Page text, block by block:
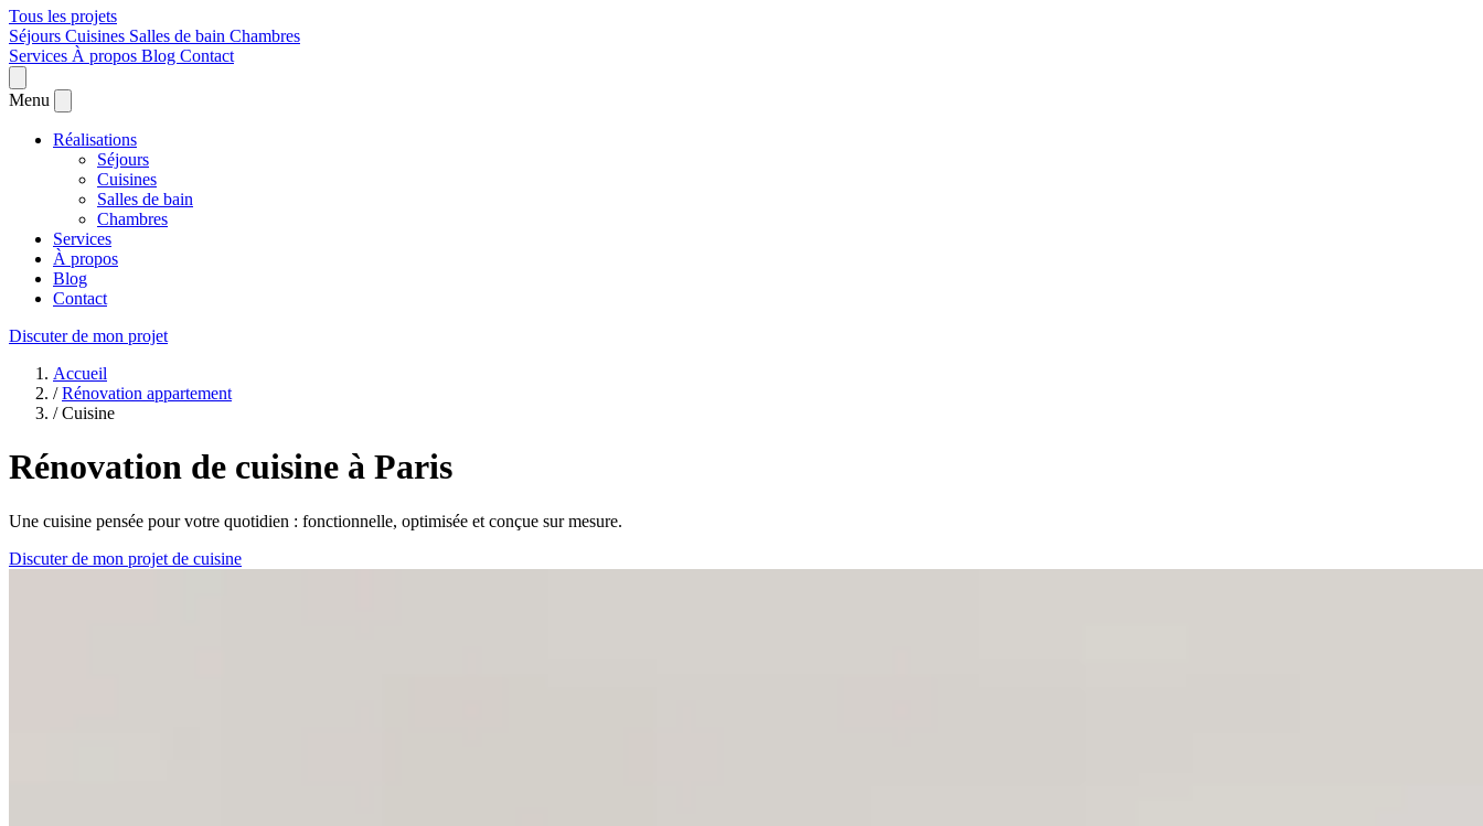
Tous les projets
Séjours Cuisines Salles de bain Chambres
Services À propos Blog Contact
Menu
Réalisations
Séjours
Cuisines
Salles de bain
Chambres
Services
À propos
Blog
Contact
Discuter de mon projet
Accueil
/ Rénovation appartement
/ Cuisine
Rénovation de cuisine à Paris
Une cuisine pensée pour votre quotidien : fonctionnelle, optimisée et conçue sur mesure.
Discuter de mon projet de cuisine